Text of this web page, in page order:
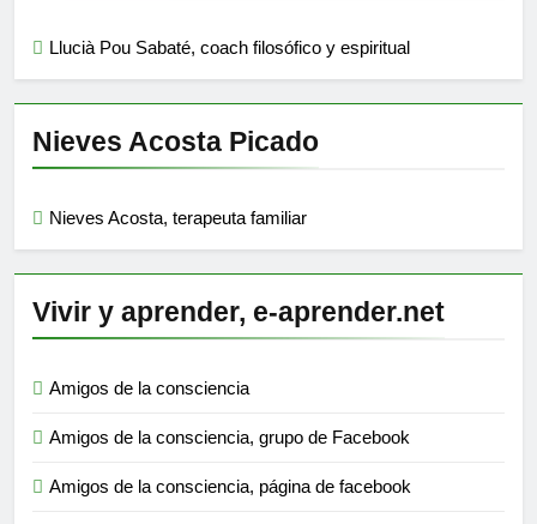
Llucià Pou Sabaté, coach filosófico y espiritual
Nieves Acosta Picado
Nieves Acosta, terapeuta familiar
Vivir y aprender, e-aprender.net
Amigos de la consciencia
Amigos de la consciencia, grupo de Facebook
Amigos de la consciencia, página de facebook